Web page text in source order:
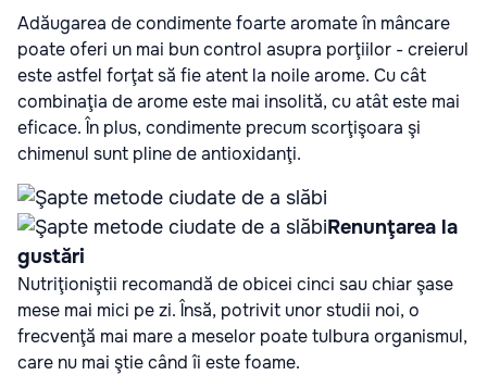
Adăugarea de condimente foarte aromate în mâncare
poate oferi un mai bun control asupra porţiilor - creierul
este astfel forţat să fie atent la noile arome. Cu cât
combinaţia de arome este mai insolită, cu atât este mai
eficace. În plus, condimente precum scorţişoara şi
chimenul sunt pline de antioxidanţi.
Renunţarea la
gustări
Nutriţioniştii recomandă de obicei cinci sau chiar şase
mese mai mici pe zi. Însă, potrivit unor studii noi, o
frecvenţă mai mare a meselor poate tulbura organismul,
care nu mai ştie când îi este foame.